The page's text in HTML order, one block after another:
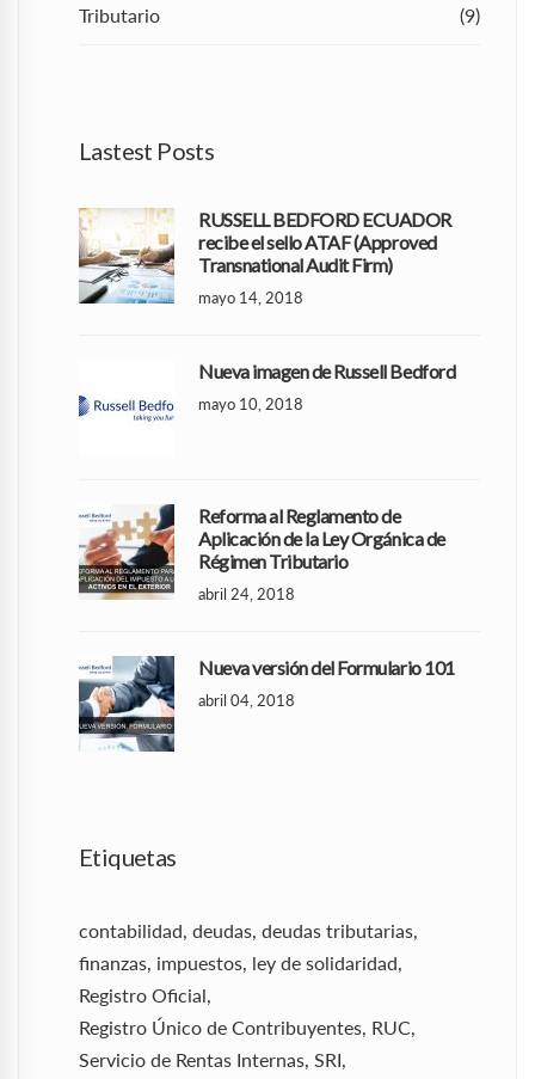
Tributario (9)
Lastest Posts
RUSSELL BEDFORD ECUADOR
recibe el sello ATAF (Approved
Transnational Audit Firm)
mayo 14, 2018
Nueva imagen de Russell Bedford
mayo 10, 2018
Reforma al Reglamento de
Aplicación de la Ley Orgánica de
Régimen Tributario
abril 24, 2018
Nueva versión del Formulario 101
abril 04, 2018
Etiquetas
contabilidad, deudas, deudas tributarias,
finanzas, impuestos, ley de solidaridad,
Registro Oficial,
Registro Único de Contribuyentes, RUC,
Servicio de Rentas Internas, SRI,